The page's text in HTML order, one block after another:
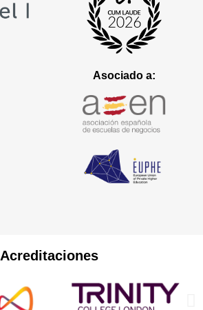
Asociado a:
Acreditaciones